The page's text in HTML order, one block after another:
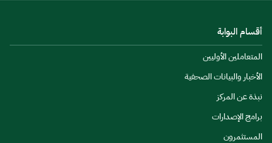
أقسام البوابة
المتعاملين الأوليين
الأخبار والبيانات الصحفية
نبذة عن المركز
برامج الإصدارات
المستثمرون